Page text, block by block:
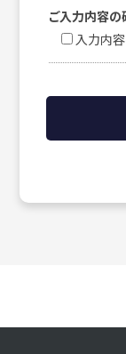
ご入力内容
入力内